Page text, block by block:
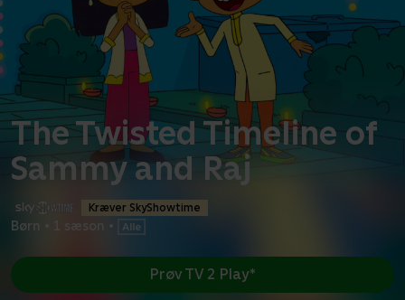
The Twisted Timeline of
Sammy and Raj
Kræver SkyShowtime
Børn 1 sæson •
Prøv TV 2 Play*